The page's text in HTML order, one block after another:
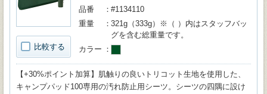
比較する
品番
#1134110
重量
321g（333g）※（ ）内はスタッフバッ
グを含む総重量です。
カラー
【+30%ポイント加算】肌触りの良いトリコット生地を使用した、
キャンプパッド100専用の汚れ防止用シーツ。シーツの四隅に設け